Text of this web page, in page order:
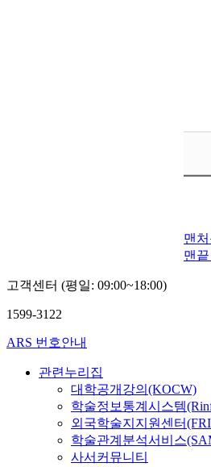
맨
맨
고객센터 (평일: 09:00~18:00)
1599-3122
ARS 번호안내
관련누리집
대학공개강의(KOCW)
학술정보통계시스템
외국학술지지원센터
학술관계분석서비스
사서커뮤니티